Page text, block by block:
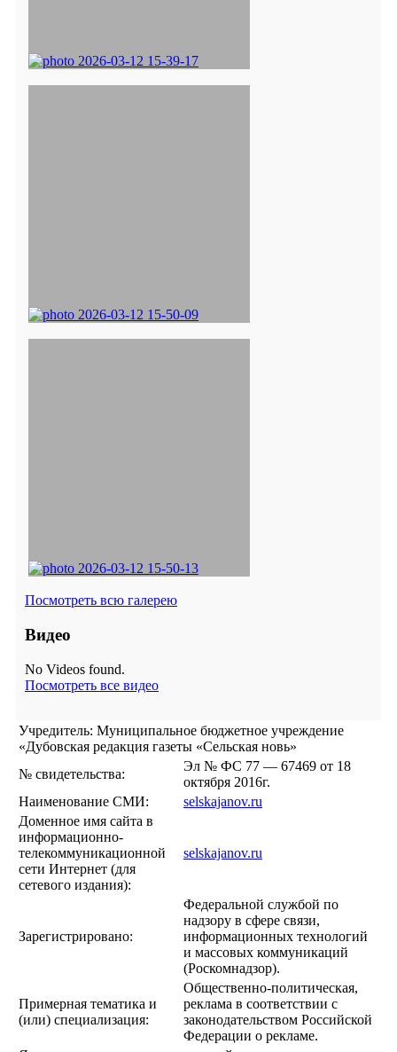
Посмотреть всю галерею
Видео
No Videos found.
Посмотреть все видео
Учредитель: Муниципальное бюджетное учреждение
«Дубовская редакция газеты «Сельская новь»
№ свидетельства:
Эл № ФС 77 — 67469 от 18
октября 2016г.
Наименование СМИ:
selskajanov.ru
Доменное имя сайта в
информационно-
телекоммуникационной
сети Интернет (для
сетевого издания):
selskajanov.ru
Зарегистрировано:
Федеральной службой по
надзору в сфере связи,
информационных технологий
и массовых коммуникаций
(Роскомнадзор).
Примерная тематика и
(или) специализация:
Общественно-политическая,
реклама в соответствии с
законодательством Российской
Федерации о рекламе.